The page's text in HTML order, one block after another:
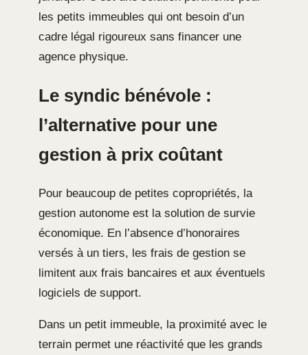
les petits immeubles qui ont besoin d’un
cadre légal rigoureux sans financer une
agence physique.
Le syndic bénévole :
l’alternative pour une
gestion à prix coûtant
Pour beaucoup de petites copropriétés, la
gestion autonome est la solution de survie
économique. En l’absence d’honoraires
versés à un tiers, les frais de gestion se
limitent aux frais bancaires et aux éventuels
logiciels de support.
Dans un petit immeuble, la proximité avec le
terrain permet une réactivité que les grands